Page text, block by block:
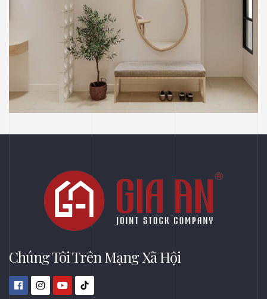
CĂN HỘ - OFFICE
CĂN HỘ DỊCH VỤ 674
THIẾT KẾ
Công Trình Thiết Kế Căn Hộ Dịch Vụ 674,
Chúng Tôi Trên Mạng Xã Hội